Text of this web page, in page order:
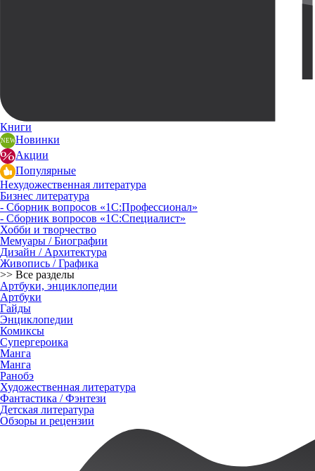
Книги
Новинки
Акции
Популярные
Нехудожественная литература
Бизнес литература
- Сборник вопросов «1С:Профессионал»
- Сборник вопросов «1С:Специалист»
Хобби и творчество
Мемуары / Биографии
Дизайн / Архитектура
Живопись / Графика
>> Все разделы
Артбуки, энциклопедии
Артбуки
Гайды
Энциклопедии
Комиксы
Супергероика
Манга
Манга
Ранобэ
Художественная литература
Фантастика / Фэнтези
Детская литература
Обзоры и рецензии